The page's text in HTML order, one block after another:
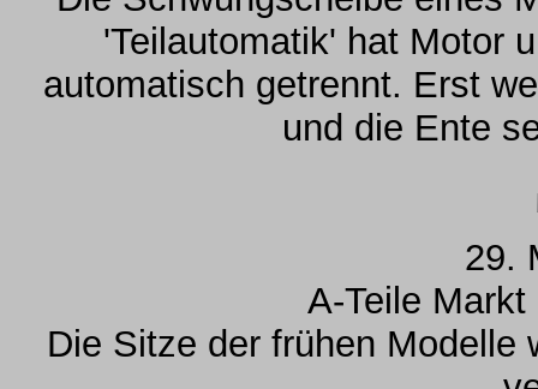
'Teilautomatik' hat Motor
automatisch getrennt. Erst
und die Ente
29.
A-Teile
Die Sitze der frühen Modelle